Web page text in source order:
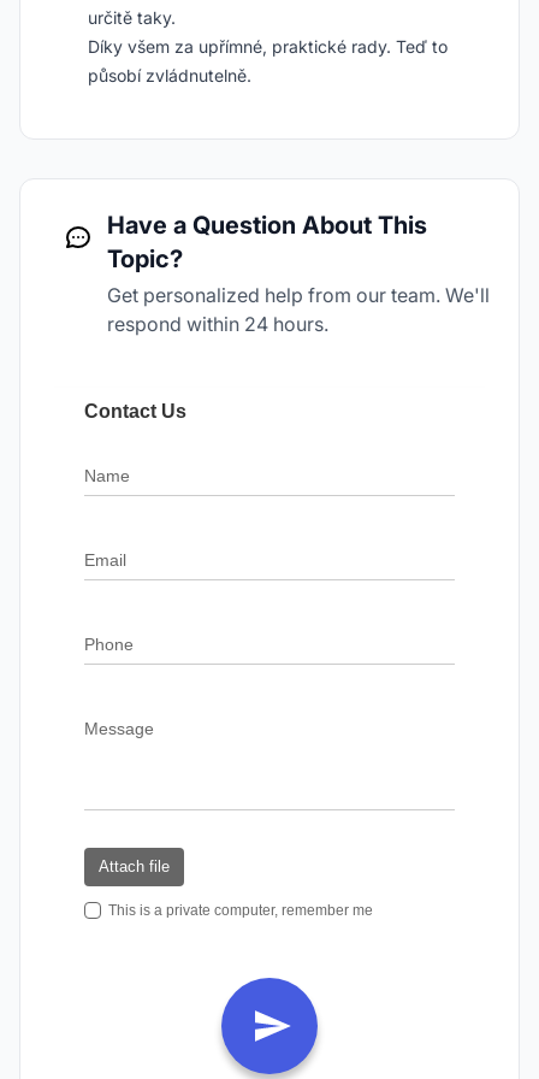
určitě taky.
Díky všem za upřímné, praktické rady. Teď to
působí zvládnutelně.
Have a Question About This
Topic?
Get personalized help from our team. We'll
respond within 24 hours.